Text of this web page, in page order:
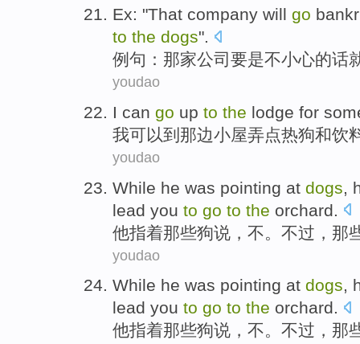
Ex: "That company will go
to the dogs".
例句 ： 那家公司 要是不小心的话
youdao
I can go up to the lodge for
我可以到 那边小屋弄点热狗和饮
youdao
While he was pointing at dogs ,
lead you to go to the orchard
他指着那些狗说 ， 不 。 不过 ，那
youdao
While he was pointing at dogs,
lead you to go to the orchard.
他指着那些狗说 ， 不。 不过 ，那